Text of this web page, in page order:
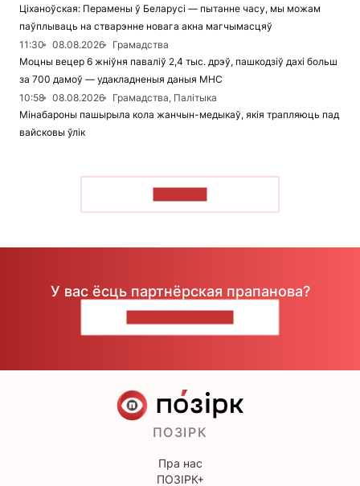
Ціханоўская: Перамены ў Беларусі — пытанне часу, мы можам
паўплываць на стварэнне новага акна магчымасцяў
11:30
08.08.2026
Грамадства
Моцны вецер 6 жніўня паваліў 2,4 тыс. дрэў, пашкодзіў дахі больш
за 700 дамоў — удакладненыя даныя МНС
10:58
08.08.2026
Грамадства, Палітыка
Мінабароны пашырыла кола жанчын-медыкаў, якія трапляюць пад
вайсковы ўлік
У вас ёсць партнёрская прапанова?
ПОЗІРК
Пра нас
ПОЗІРК+